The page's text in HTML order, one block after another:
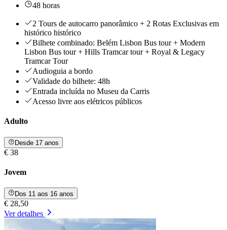
48 horas
2 Tours de autocarro panorâmico + 2 Rotas Exclusivas em
histórico histórico
Bilhete combinado: Belém Lisbon Bus tour + Modern
Lisbon Bus tour + Hills Tramcar tour + Royal & Legacy
Tramcar Tour
Audioguia a bordo
Validade do bilhete: 48h
Entrada incluída no Museu da Carris
Acesso livre aos elétricos públicos
Adulto
Desde 17 anos
€ 38
Jovem
Dos 11 aos 16 anos
€ 28,50
Ver detalhes